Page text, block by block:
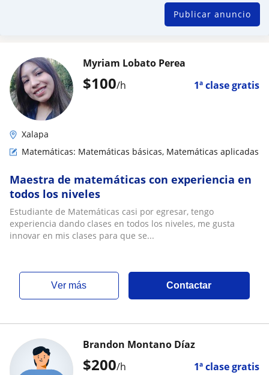
Publicar anuncio
$100/h 1ª clase gratis
Myriam Lobato Perea
Xalapa
Matemáticas: Matemáticas básicas, Matemáticas aplicadas
Maestra de matemáticas con experiencia en
todos los niveles
Estudiante de Matemáticas casi por egresar, tengo
experiencia dando clases en todos los niveles, me gusta
innovar en mis clases para que se...
ver más Contactar
$200/h 1ª clase gratis
Brandon Montano Díaz